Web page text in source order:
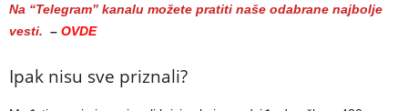
Na “Telegram” kanalu možete pratiti naše odabrane najbolje
vesti. – OVDE
Ipak nisu sve priznali?